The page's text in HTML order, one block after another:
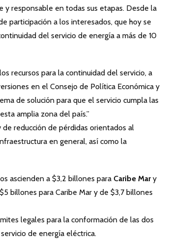
y responsable en todas sus etapas. Desde la
participación a los interesados, que hoy se
del servicio de energía a más de 10
recursos para la continuidad del servicio, a
en el Consejo de Política Económica y
de solución para que el servicio cumpla las
amplia zona del país.”
reducción de pérdidas orientados al
en general, así como la
ascienden a $3,2 billones para Caribe Mary
billones para Caribe Mar y de $3,7 billones
legales para la conformación de las dos
de energía eléctrica.